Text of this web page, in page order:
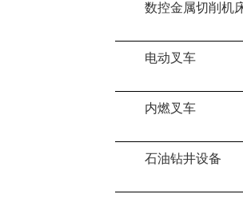
数控金属切削机
电动叉车
内燃叉车
石油钻井设备